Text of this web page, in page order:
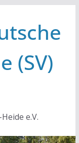
(SV)
e.V.